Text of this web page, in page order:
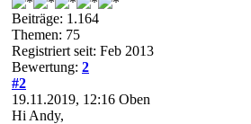
Beiträge: 1.164
Themen: 75
Registriert seit: Feb 2013
Bewertung: 2
#2
19.11.2019, 12:16 Oben
Hi Andy,